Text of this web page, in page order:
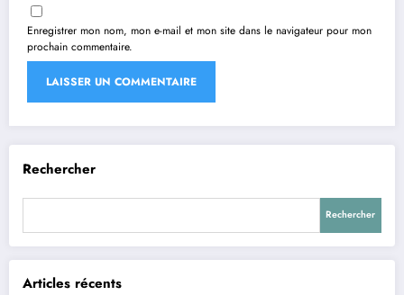
Enregistrer mon nom, mon e-mail et mon site dans le navigateur pour mon
prochain commentaire.
Rechercher
Rechercher
Articles récents